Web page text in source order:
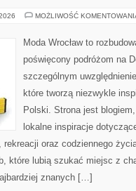
MOŻLIWOŚĆ
Moda Wrocław to
poświęcony podróżom na
szczególnym
które tworzą niezwykle
Polski. Strona jest
lokalne inspiracje
rekreacji oraz codziennego
które lubią szukać miejsc z
znanych […]